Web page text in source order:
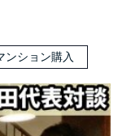
ンション購入